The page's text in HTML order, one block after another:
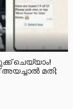
ചെയ്യാം!
അയച്ചാൽ മതി;